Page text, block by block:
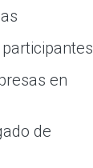
en
de